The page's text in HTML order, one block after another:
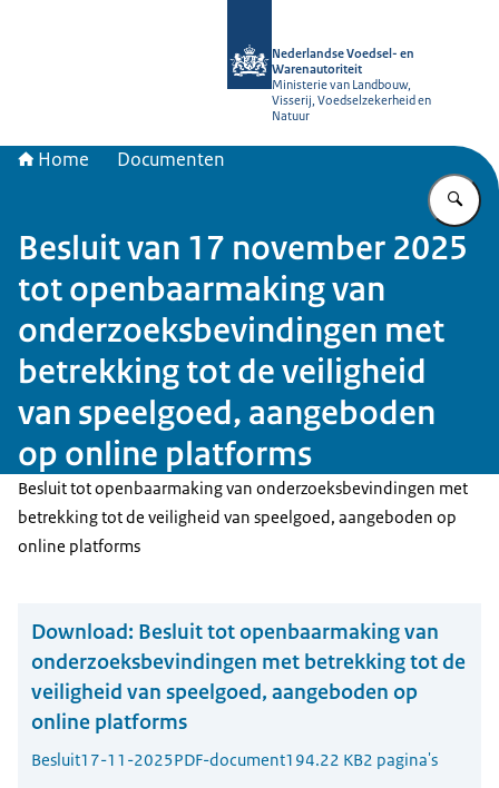
Nederlandse Voedsel- en
Warenautoriteit
Ministerie van Landbouw,
Visserij, Voedselzekerheid en
Natuur
Home Documenten
Besluit van 17 november 2025
tot openbaarmaking van
onderzoeksbevindingen met
betrekking tot de veiligheid
van speelgoed, aangeboden
op online platforms
Besluit tot openbaarmaking van onderzoeksbevindingen met
betrekking tot de veiligheid van speelgoed, aangeboden op
online platforms
Download: Besluit tot openbaarmaking van
onderzoeksbevindingen met betrekking tot de
veiligheid van speelgoed, aangeboden op
online platforms
Besluit17-11-2025PDF-document194.22 KB2 pagina's